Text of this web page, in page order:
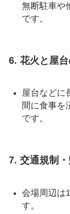
無断駐車や
です。
6. 花火と屋
屋台などに
間に食事を
です。
7. 交通規制
会場周辺は
す。